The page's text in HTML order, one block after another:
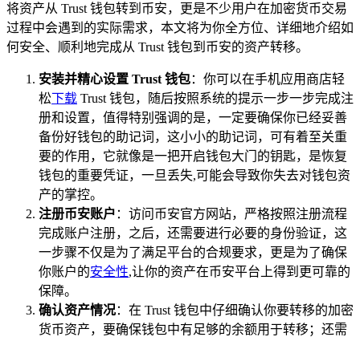
将资产从 Trust 钱包转到币安，更是不少用户在加密货币交易
过程中会遇到的实际需求，本文将为你全方位、详细地介绍如
何安全、顺利地完成从 Trust 钱包到币安的资产转移。
安装并精心设置 Trust 钱包：你可以在手机应用商店轻
松下载 Trust 钱包，随后按照系统的提示一步一步完成注
册和设置，值得特别强调的是，一定要确保你已经妥善
备份好钱包的助记词，这小小的助记词，可有着至关重
要的作用，它就像是一把开启钱包大门的钥匙，是恢复
钱包的重要凭证，一旦丢失,可能会导致你失去对钱包资
产的掌控。
注册币安账户 ：访问币安官方网站，严格按照注册流程
完成账户注册，之后，还需要进行必要的身份验证，这
一步骤不仅是为了满足平台的合规要求，更是为了确保
你账户的安全性,让你的资产在币安平台上得到更可靠的
保障。
确认资产情况：在 Trust 钱包中仔细确认你要转移的加密
货币资产，要确保钱包中有足够的余额用于转移；还需